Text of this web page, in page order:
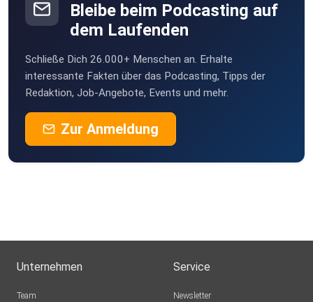
Bleibe beim Podcasting auf
dem Laufenden
Schließe Dich 26.000+ Menschen an. Erhalte
interessante Fakten über das Podcasting, Tipps der
Redaktion, Job-Angebote, Events und mehr.
Zur Anmeldung
Unternehmen
Team
Service
Newsletter